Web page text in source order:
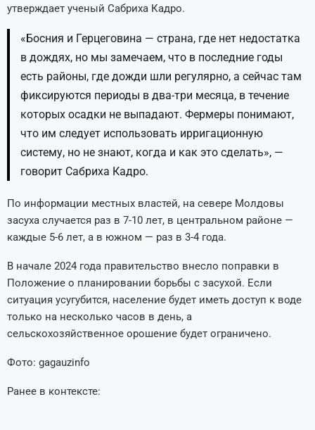
утверждает ученый Сабриха Кадро.
«Босния и Герцеговина — страна, где нет недостатка
в дождях, но мы замечаем, что в последние годы
есть районы, где дожди шли регулярно, а сейчас там
фиксируются периоды в два-три месяца, в течение
которых осадки не выпадают. Фермеры понимают,
что им следует использовать ирригационную
систему, но не знают, когда и как это сделать», —
говорит Сабриха Кадро.
По информации местных властей, на севере Молдовы
засуха случается раз в 7-10 лет, в центральном районе —
каждые 5-6 лет, а в южном — раз в 3-4 года.
В начале 2024 года правительство внесло поправки в
Положение о планировании борьбы с засухой. Если
ситуация усугубится, население будет иметь доступ к воде
только на несколько часов в день, а
сельскохозяйственное орошение будет ограничено.
Фото: gagauzinfo
Ранее в контексте: